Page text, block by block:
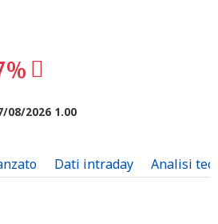
08/2026 1.00
Dati intraday Analisi